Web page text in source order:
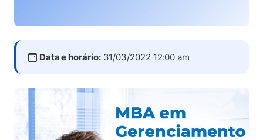
Data e horário:31/03/2022 12:00 am